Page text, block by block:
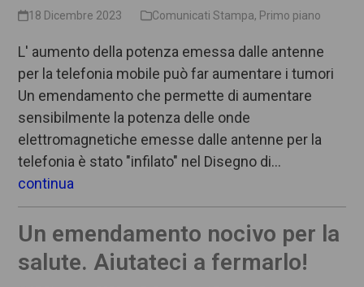
18 Dicembre 2023 Comunicati Stampa, Primo piano
L' aumento della potenza emessa dalle antenne
per la telefonia mobile può far aumentare i tumori
Un emendamento che permette di aumentare
sensibilmente la potenza delle onde
elettromagnetiche emesse dalle antenne per la
telefonia è stato "infilato" nel Disegno di…
continua
Un emendamento nocivo per la
salute. Aiutateci a fermarlo!